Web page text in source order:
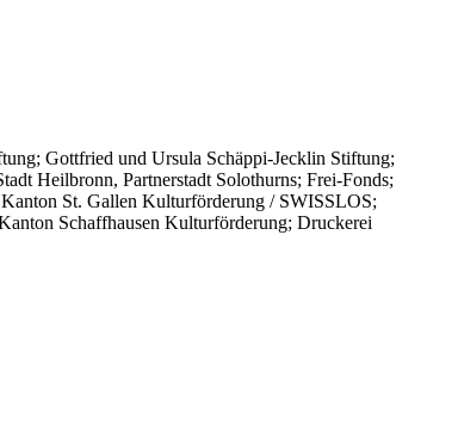
Gottfried und Ursula Schäppi-Jecklin Stiftung;
Heilbronn, Partnerstadt Solothurns; Frei-Fonds;
St. Gallen Kulturförderung / SWISSLOS;
Schaffhausen Kulturförderung; Druckerei